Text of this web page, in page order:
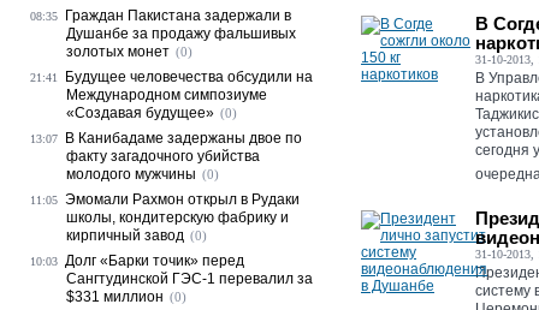
В
31-10-2013,
В
сегодня
31-10-2013,
систему
08:35
Граждан Пакистана задержали в
Душанбе за продажу фальшивых
золотых монет (0)
21:41
Будущее человечества обсудили на
Международном симпозиуме
«Создавая будущее» (0)
13:07
В Канибадаме задержаны двое по
факту загадочного убийства
молодого мужчины (0)
11:05 Эмомали Рахмон открыл в Рудаки
школы, кондитерскую фабрику и
кирпичный завод (0)
10:03 Долг «Барки точик» перед
Сангтудинской ГЭС-1 перевалил за
$331 миллион (0)